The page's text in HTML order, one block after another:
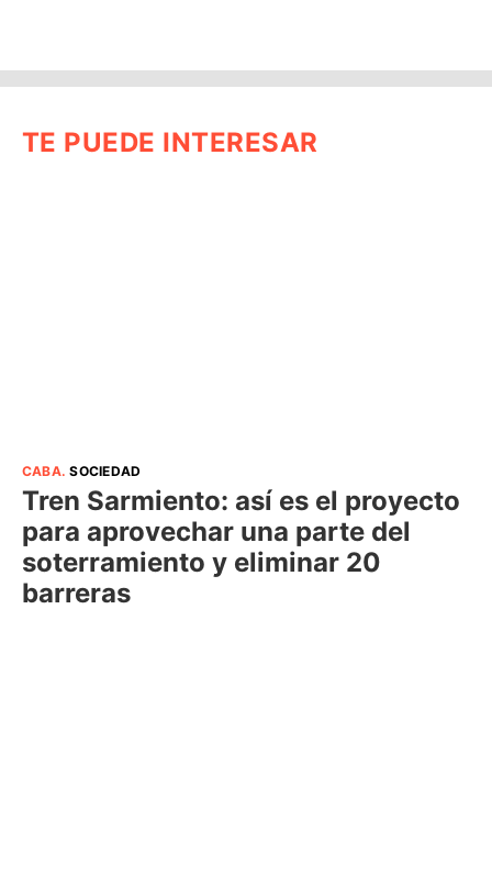
TE PUEDE INTERESAR
CABA.SOCIEDAD
Tren Sarmiento: así es el proyecto
para aprovechar una parte del
soterramiento y eliminar 20
barreras